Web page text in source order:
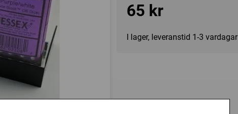
65 kr
I lager, leveranstid 1-3 vardagar